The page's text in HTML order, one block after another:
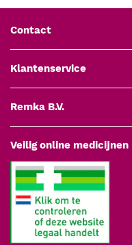
Contact
Klantenservice
Remka B.V.
Veilig online medicijnen